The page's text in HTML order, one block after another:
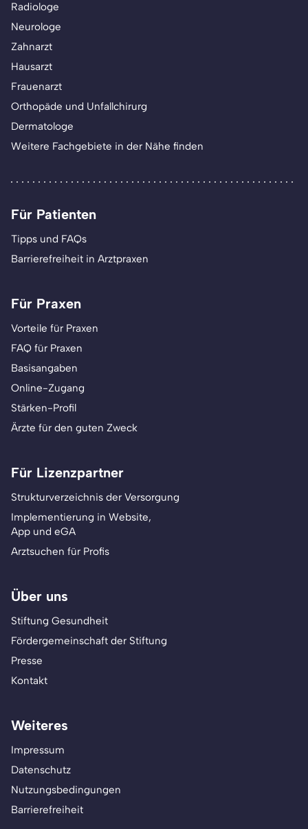
Radiologe
Neurologe
Zahnarzt
Hausarzt
Frauenarzt
Orthopäde und Unfallchirurg
Dermatologe
Weitere Fachgebiete in der Nähe finden
Für Patienten
Tipps und FAQs
Barrierefreiheit in Arztpraxen
Für Praxen
Vorteile für Praxen
FAQ für Praxen
Basisangaben
Online-Zugang
Stärken-Profil
Ärzte für den guten Zweck
Für Lizenzpartner
Strukturverzeichnis der Versorgung
Implementierung in Website,
App und eGA
Arztsuchen für Profis
Über uns
Stiftung Gesundheit
Fördergemeinschaft der Stiftung
Presse
Kontakt
Weiteres
Impressum
Datenschutz
Nutzungsbedingungen
Barrierefreiheit